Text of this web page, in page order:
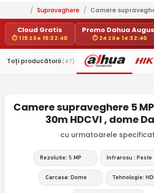
/ Supraveghere / Camere
Cloud Gratis
⏱ 115 Zile 15:32:40
Promo Dahua
⏱ 24 Zile 14:32:40
Toți producătorii (47)
Camere supraveghere 5
30m HDCVI , dome
cu urmatoarele
Rezolutie: 5 MP Infrarosu : Peste
Carcasa: Dome Tehnologie: